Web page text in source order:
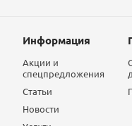
Информация
Акции и
спецпредложения
Статьи
Новости